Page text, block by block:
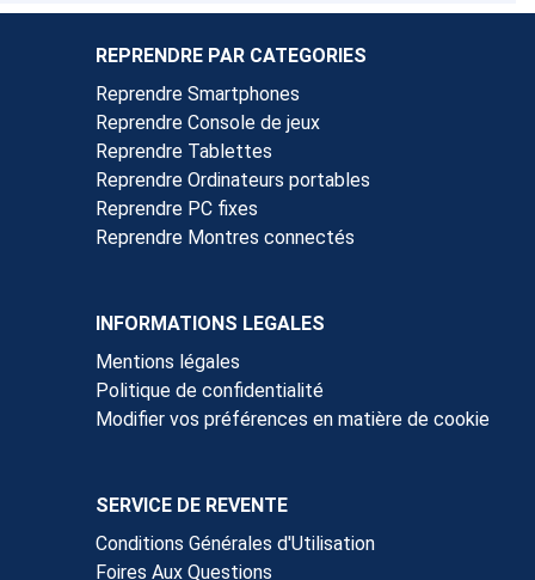
REPRENDRE PAR CATEGORIES
Reprendre Smartphones
Reprendre Console de jeux
Reprendre Tablettes
Reprendre Ordinateurs portables
Reprendre PC fixes
Reprendre Montres connectés
INFORMATIONS LEGALES
Mentions légales
Politique de confidentialité
Modifier vos préférences en matière de cookie
SERVICE DE REVENTE
Conditions Générales d'Utilisation
Foires Aux Questions